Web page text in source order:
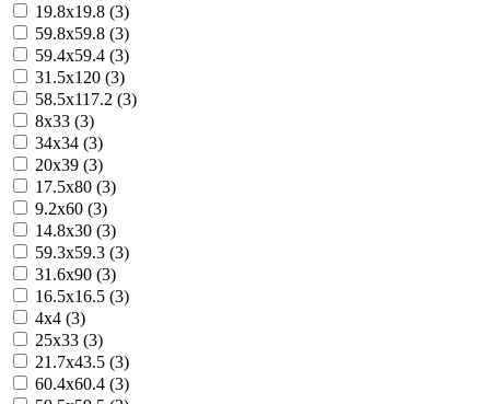
19.8x19.8 (3)
59.8x59.8 (3)
59.4x59.4 (3)
31.5x120 (3)
58.5x117.2 (3)
8x33 (3)
34x34 (3)
20x39 (3)
17.5x80 (3)
9.2x60 (3)
14.8x30 (3)
59.3x59.3 (3)
31.6x90 (3)
16.5x16.5 (3)
4x4 (3)
25x33 (3)
21.7x43.5 (3)
60.4x60.4 (3)